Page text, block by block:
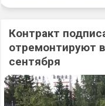
Контракт
отремонтируют
сентября